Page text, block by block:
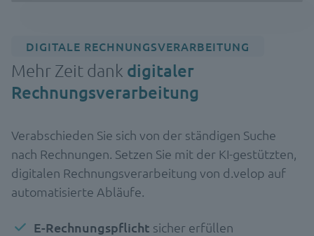
DIGITALE RECHNUNGSVERARBEITUNG
Mehr Zeit dank digitaler
Rechnungsverarbeitung
Verabschieden Sie sich von der ständigen Suche
nach Rechnungen. Setzen Sie mit der KI-gestützten,
digitalen Rechnungsverarbeitung von d.velop auf
automatisierte Abläufe.
E-Rechnungspflicht sicher erfüllen